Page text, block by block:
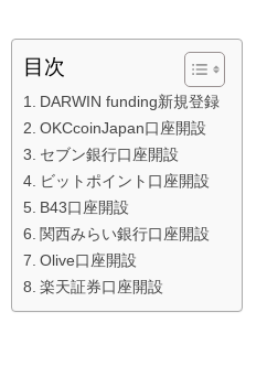
目次
DARWIN funding新規登録
OKCcoinJapan口座開設
セブン銀行口座開設
ビットポイント口座開設
B43口座開設
関西みらい銀行口座開設
Olive口座開設
楽天証券口座開設